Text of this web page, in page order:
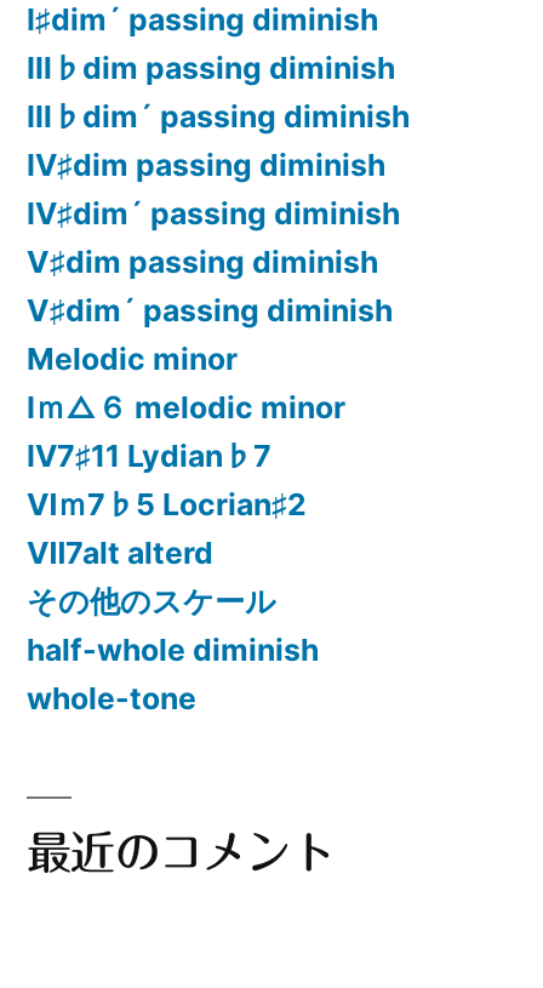
Ⅰ♯dim´ passing diminish
Ⅲ♭dim passing diminish
Ⅲ♭dim´ passing diminish
Ⅳ♯dim passing diminish
Ⅳ♯dim´ passing diminish
Ⅴ♯dim passing diminish
Ⅴ♯dim´ passing diminish
Melodic minor
Ⅰｍ△６ melodic minor
Ⅳ7♯11 Lydian♭7
Ⅵｍ7♭5 Locrian♯2
Ⅶ7alt alterd
その他のスケール
half-whole diminish
whole-tone
最近のコメント